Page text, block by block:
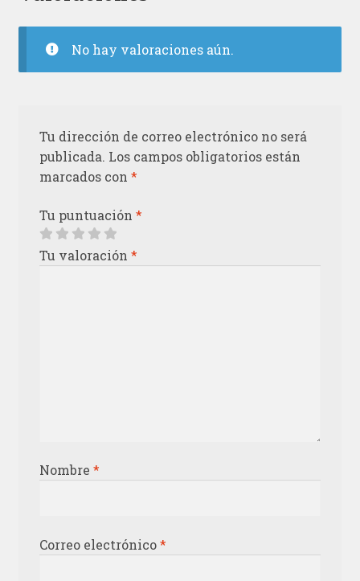
No hay valoraciones aún.
Tu dirección de correo electrónico no será
publicada. Los campos obligatorios están
marcados con *
Tu puntuación *
Tu valoración *
Nombre *
Correo electrónico*